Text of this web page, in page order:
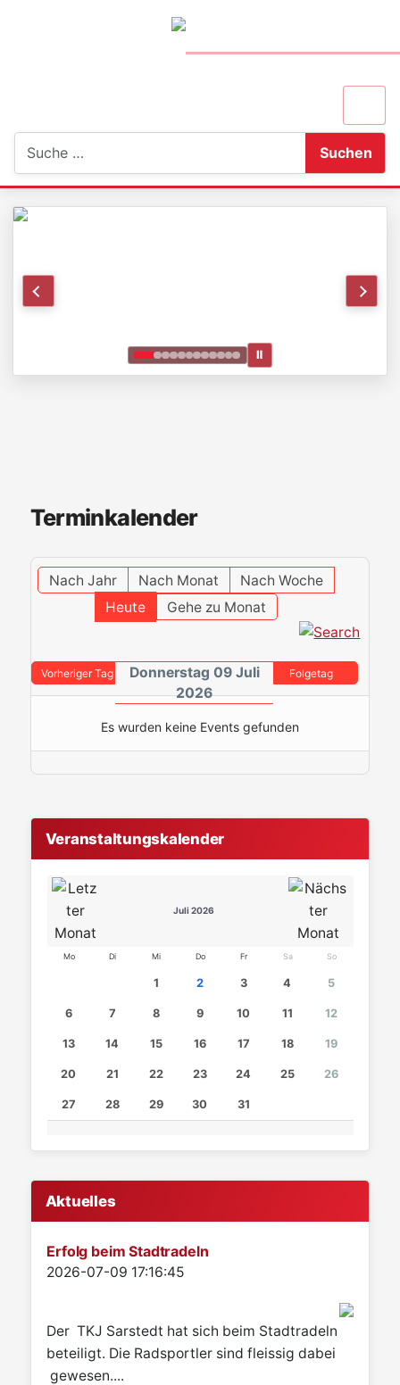
Suchen
Ⅱ
Terminkalender
Nach Jahr Nach Monat
Nach Woche
Heute
Gehe zu Monat
Vorheriger Tag
Donnerstag 09 Juli
2026
Folgetag
Es wurden keine Events gefunden
Veranstaltungskalender
Juli 2026
Mo Di Mi Do Fr Sa So
1 2 3 4 5
6 7 8 9 10 11 12
13 14 15 16 17 18 19
20 21 22 23 24 25 26
27 28 29 30 31
Aktuelles
Erfolg beim Stadtradeln
Details
2026-07-09 17:16:45
Der TKJ Sarstedt hat sich beim Stadtradeln
beteiligt. Die Radsportler sind fleissig dabei
gewesen....